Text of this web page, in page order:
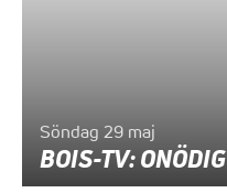
Söndag 29 maj
BOIS-TV: